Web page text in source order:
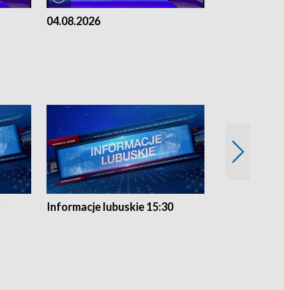
04.08.2026
Informacje lubuskie 15:30